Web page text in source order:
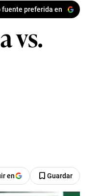
fuente preferida en
vs.
en Guardar